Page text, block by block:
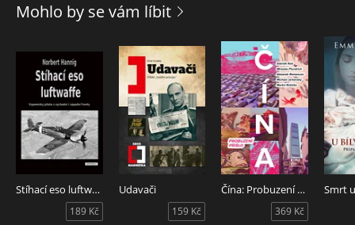
do pozadí, a sám Alexandr, jemuž Filipova smrt otevřela
cestu k moci. Autor neváhá klást otázky, které vedou čtenáře
k zamyšlení nad záhadami vylíčených dějů. Kniha pak,
opřena o historiografická vylíčení Alexandrových tažení a
vítězných bitev, zobrazuje jeho cestu k ovládnutí celé perské
říše a sleduje jeho vzrušující osudy až k okamžikům náhlého,
velice záhadného onemocnění při hostině před vyražením
na dobyvatelské tažení do Arábie. Onemocnění, které po
několika dnech skončí smrtí geniálního dobyvatele a vládce
největší tehdejší říše světa.
Mohlo by se vám líbit
Stíhací eso luftwaffe
189 Kč
Udavači
159 Kč
Čína: Probuzení přišlo
369 Kč